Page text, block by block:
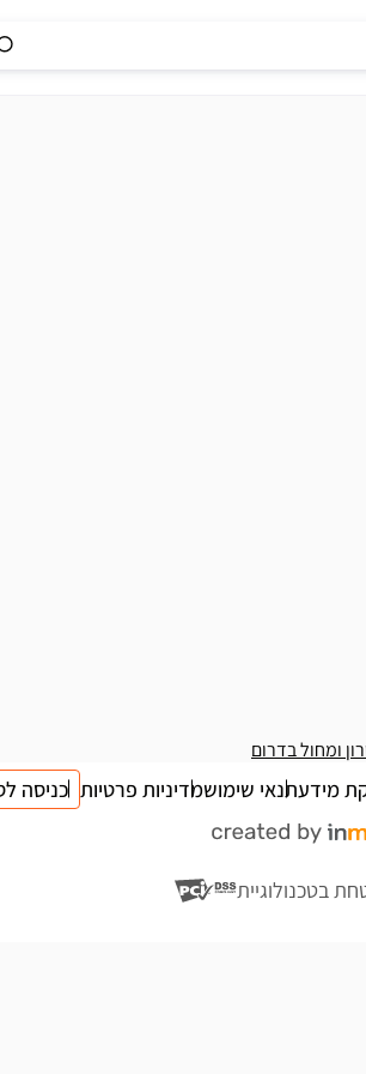
ומחול בדרום
מידעתנאי שימושמדיניות פרטיות כניסה
בטכנולוגיית